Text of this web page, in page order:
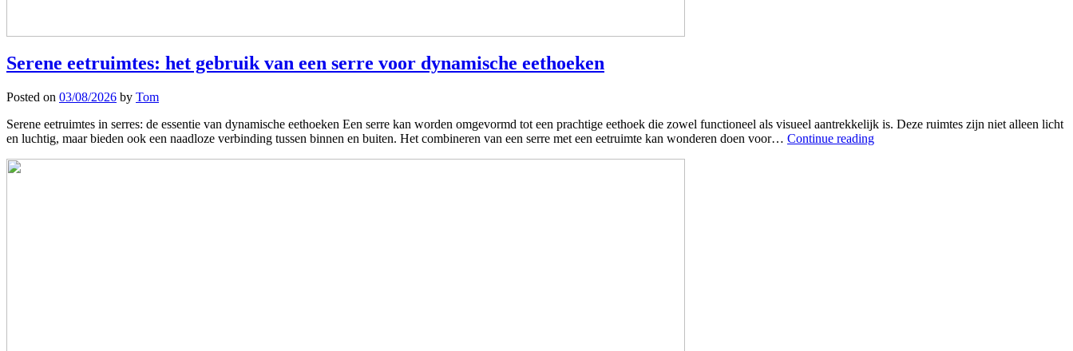
Serene eetruimtes: het gebruik van een serre voor dynamische eethoeken
Posted on 03/08/2026 by Tom
Serene eetruimtes in serres: de essentie van dynamische eethoeken Een serre kan worden omgevormd tot een prachtige eethoek die zowel functioneel als visueel aantrekkelijk is. Deze ruimtes zijn niet alleen licht
en luchtig, maar bieden ook een naadloze verbinding tussen binnen en buiten. Het combineren van een serre met een eetruimte kan wonderen doen voor… Continue reading